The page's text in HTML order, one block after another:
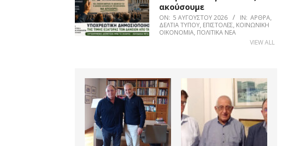
ακούσουμε
ON: 5 ΑΥΓΟΎΣΤΟΥ 2026 IN: ΆΡΘΡΑ,
ΔΕΛΤΊΑ ΤΎΠΟΥ, ΕΠΙΣΤΟΛΈΣ, ΚΟΙΝΩΝΙΚΉ
ΟΙΚΟΝΟΜΊΑ, ΠΟΛΙΤΙΚΆ ΝΈΑ
VIEW ALL